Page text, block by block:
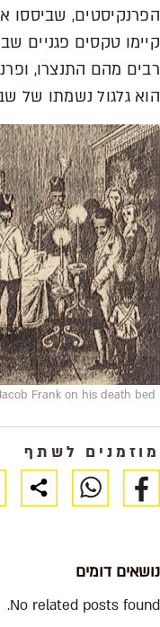
הפרנקיסטים, שביססו
קיימו טקסים פגניים
רבים מהם התנצרו,
הוא גלגול נשמתו של
Frank on his death bed
מוזמנים לשתף
נושאים דומים
No related posts found.